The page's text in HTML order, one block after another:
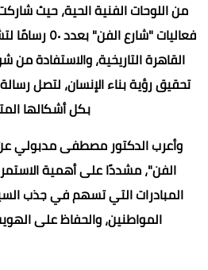
فعاليات
القاهرة التاريخية، والاستفادة من
تحقيق رؤية بناء الإنسان، لتصل
بكل أشكالها
وأعرب الدكتور مصطفى مدبولي
الفن"، مشددًا على أهمية
المبادرات التي تسهم في جذب
المواطنين، والحفاظ على